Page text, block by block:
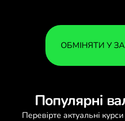
ОБМІНЯТИ У
Популярні
Перевірте актуальні